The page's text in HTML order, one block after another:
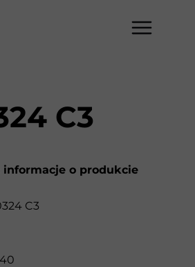
informacje o produkcie
C3
C3